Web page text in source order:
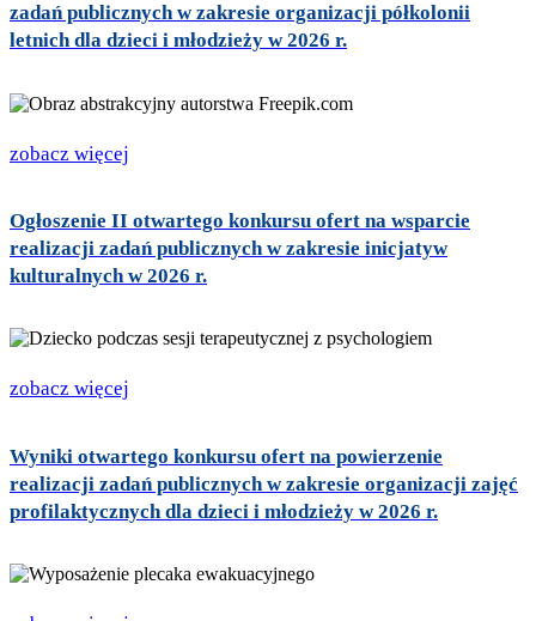
zadań publicznych w zakresie organizacji półkolonii
letnich dla dzieci i młodzieży w 2026 r.
zobacz więcej
Ogłoszenie II otwartego konkursu ofert na wsparcie
realizacji zadań publicznych w zakresie inicjatyw
kulturalnych w 2026 r.
zobacz więcej
Wyniki otwartego konkursu ofert na powierzenie
realizacji zadań publicznych w zakresie organizacji zajęć
profilaktycznych dla dzieci i młodzieży w 2026 r.